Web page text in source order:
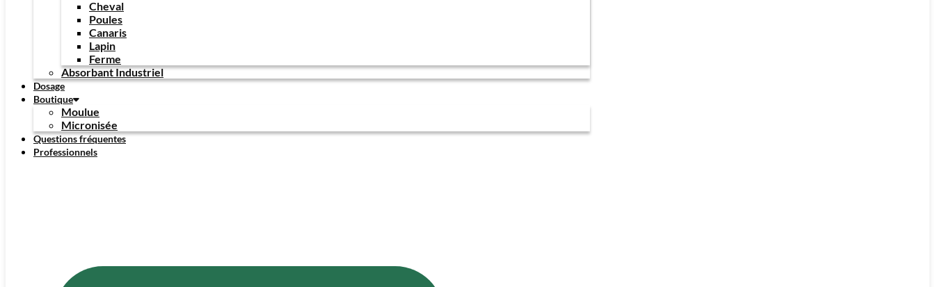
Cheval
Poules
Canaris
Lapin
Ferme
Absorbant Industriel
Dosage
Boutique
Moulue
Micronisée
Questions fréquentes
Professionnels